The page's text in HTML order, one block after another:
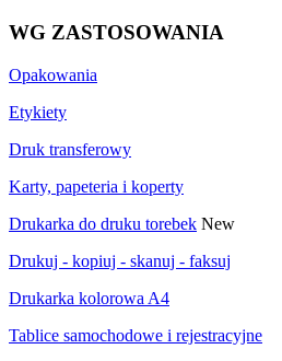
WG ZASTOSOWANIA
Opakowania
Etykiety
Druk transferowy
Karty, papeteria i koperty
Drukarka do druku torebek New
Drukuj - kopiuj - skanuj - faksuj
Drukarka kolorowa A4
Tablice samochodowe i rejestracyjne